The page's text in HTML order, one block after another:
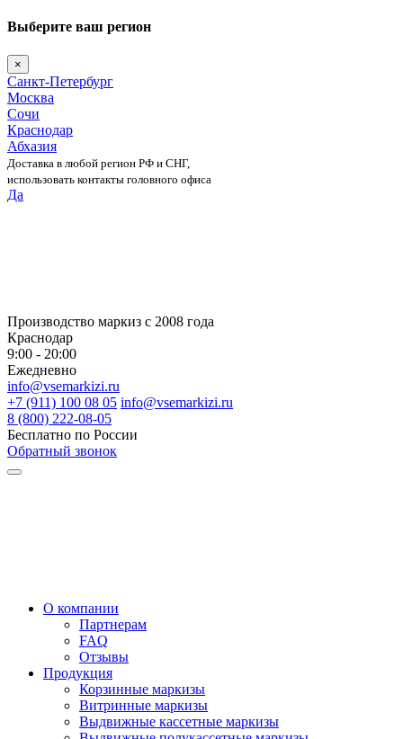
Выберите ваш регион
×
Санкт-Петербург
Москва
Сочи
Краснодар
Абхазия
Доставка в любой регион РФ и СНГ,
использовать контакты головного офиса
Да
Производство маркиз с 2008 года
Краснодар
9:00 - 20:00
Ежедневно
info@vsemarkizi.ru
+7 (911) 100 08 05 info@vsemarkizi.ru
8 (800) 222-08-05
Бесплатно по России
Обратный звонок
О компании
Партнерам
FAQ
Отзывы
Продукция
Корзинные маркизы
Витринные маркизы
Выдвижные кассетные маркизы